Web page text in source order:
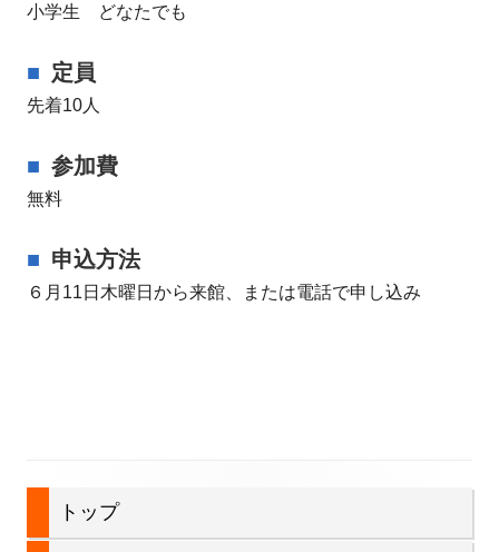
小学生 どなたでも
定員
先着10人
参加費
無料
申込方法
６月11日木曜日から来館、または電話で申し込み
トップ